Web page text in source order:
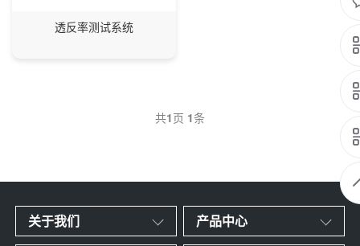
透反率测试系统
共1页 1条
关于我们 产品中心